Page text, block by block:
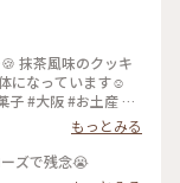
になっています☺️
子 #大阪 #お土産 #
イを本当は買うつも
っと… と思って、後
念、あの時買って
🩷 美味しいクッキ
もっとみる
ズで残念😭